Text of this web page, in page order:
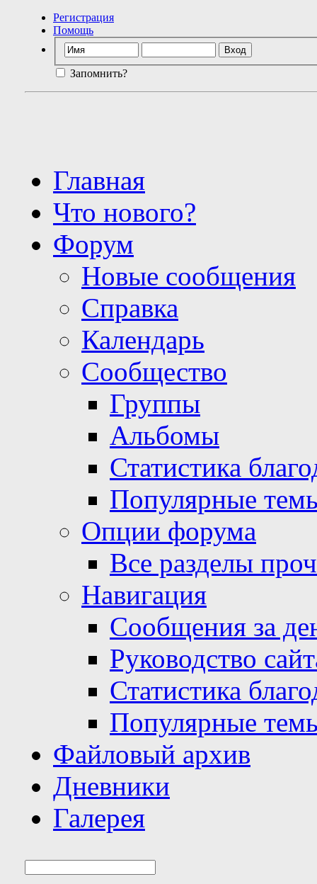
Регистрация
Помощь
Запомнить?
Главная
Что нового?
Форум
Новые сообщения
Справка
Календарь
Сообщество
Группы
Альбомы
Статистика
Популярные
Опции форума
Все разделы
Навигация
Сообщения за
Руководство
Статистика
Популярные
Файловый архив
Дневники
Галерея